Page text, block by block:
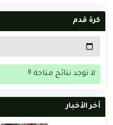
كرة قدم
لا توجد نتائج متاحة !!
أخر الأخبار